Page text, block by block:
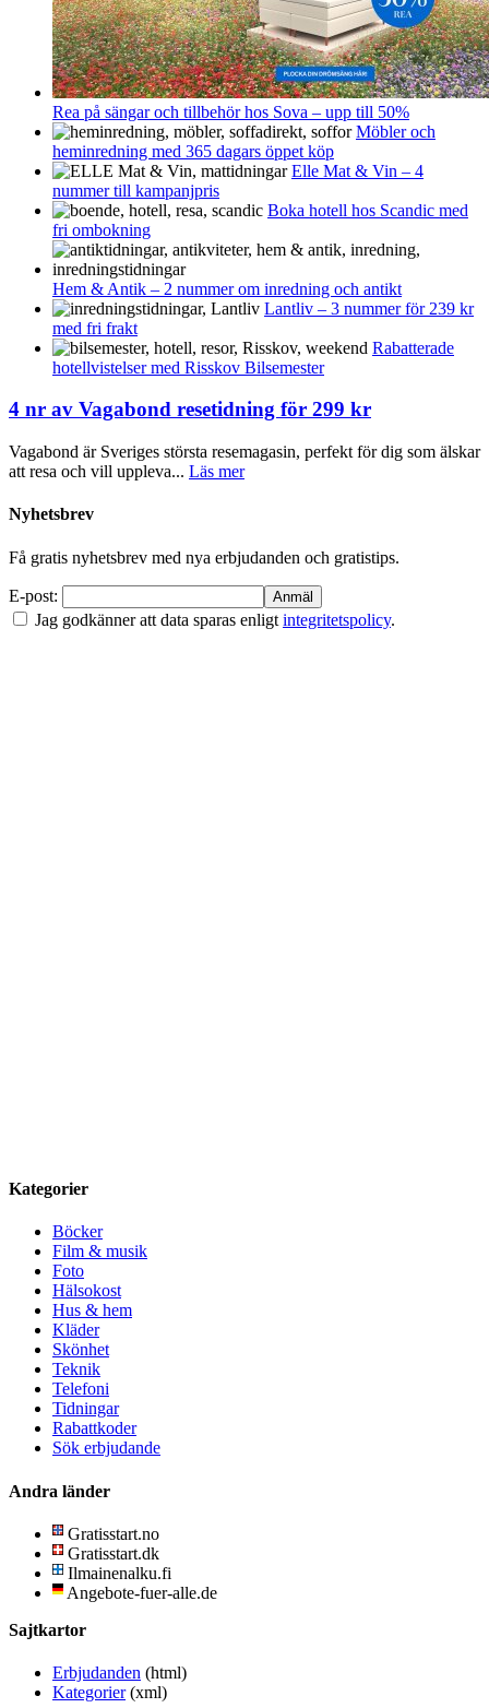
Rea på sängar och tillbehör hos Sova – upp till 50%
Möbler och
heminredning med 365 dagars öppet köp
Elle Mat & Vin – 4
nummer till kampanjpris
Boka hotell hos Scandic med
fri ombokning
Hem & Antik – 2 nummer om inredning och antikt
Lantliv – 3 nummer för 239 kr
med fri frakt
Rabatterade
hotellvistelser med Risskov Bilsemester
4 nr av Vagabond resetidning för 299 kr
Vagabond är Sveriges största resemagasin, perfekt för dig som älskar
att resa och vill uppleva... Läs mer
Nyhetsbrev
Få gratis nyhetsbrev med nya erbjudanden och gratistips.
E-post:
Jag godkänner att data sparas enligt integritetspolicy.
Kategorier
Böcker
Film & musik
Foto
Hälsokost
Hus & hem
Kläder
Skönhet
Teknik
Telefoni
Tidningar
Rabattkoder
Sök erbjudande
Andra länder
Gratisstart.no
Gratisstart.dk
Ilmainenalku.fi
Angebote-fuer-alle.de
Sajtkartor
Erbjudanden (html)
Kategorier(xml)